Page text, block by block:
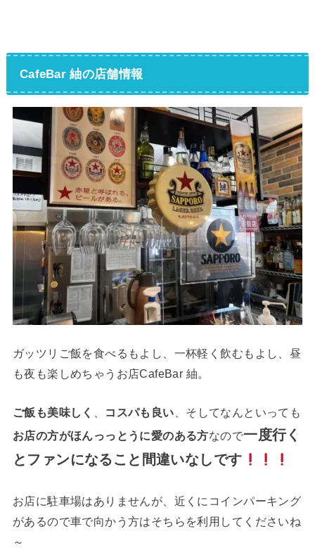
CafeBar 紬の店舗情報
ガッツリご飯を食べるもよし、一杯軽く飲むもよし、昼
も夜も楽しめちゃうお店CafeBar 紬。
ご飯も美味しく コスパも良い 、そしてなんといっても
お店の方がほんっっとうに愛のある方なので一度行く
とファンになること間違いなしです
お店に駐車場はありませんが、近くにコインパーキング
があるので車で向かう方はそちらを利用してくださいね
～